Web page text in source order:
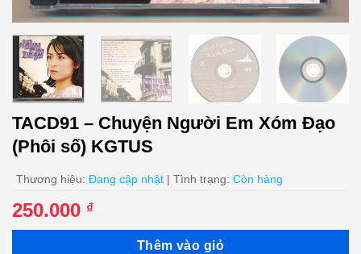
TACD91 – Chuyện Người Em Xóm Đạo
(Phôi số) KGTUS
Thương hiệu: Đang cập nhật | Tình trạng: Còn hàng
250.000 ₫
Thêm vào giỏ